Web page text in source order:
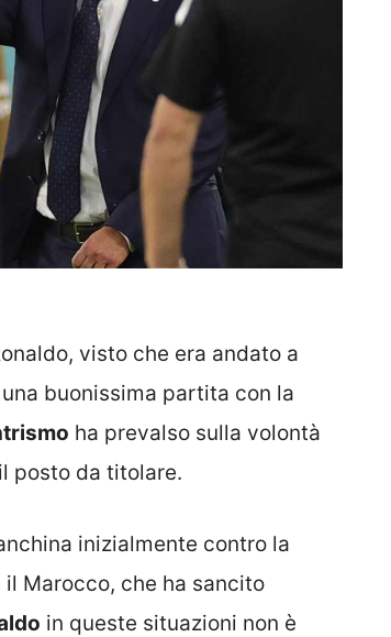
visto che era andato a
buonissima partita con la
ha prevalso sulla volontà
posto da titolare.
inizialmente contro la
Marocco, che ha sancito
in queste situazioni non è